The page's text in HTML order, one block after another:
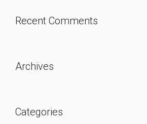
Recent Comments
Archives
Categories